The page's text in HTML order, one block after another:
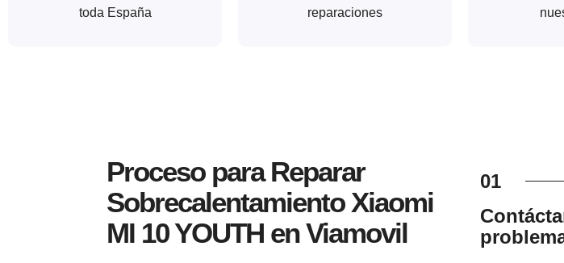
toda España
reparaciones
Proceso para Reparar
Sobrecalentamiento Xiaomi
MI 10 YOUTH en Viamovil
01